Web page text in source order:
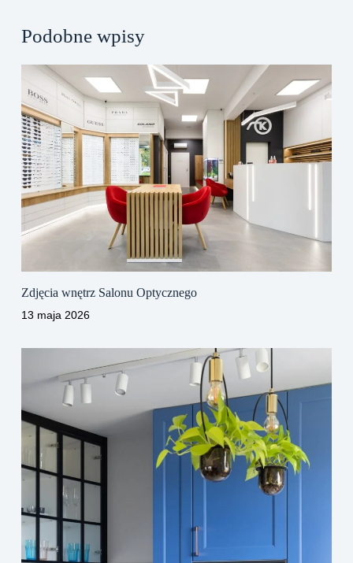
Podobne wpisy
Zdjęcia wnętrz Salonu Optycznego
13 maja 2026